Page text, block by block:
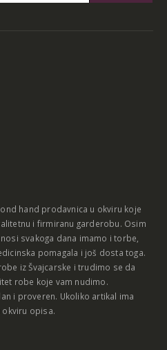
hand prodavnica u okviru koje
i firmiranu garderobu. Osim
svakoga dana imamo i torbe,
pomagala i još dosta toga.
iz Švajcarske i trudimo se da
robe koje vam nudimo.
i proveren. Ukoliko artikal ima
okviru opisa.